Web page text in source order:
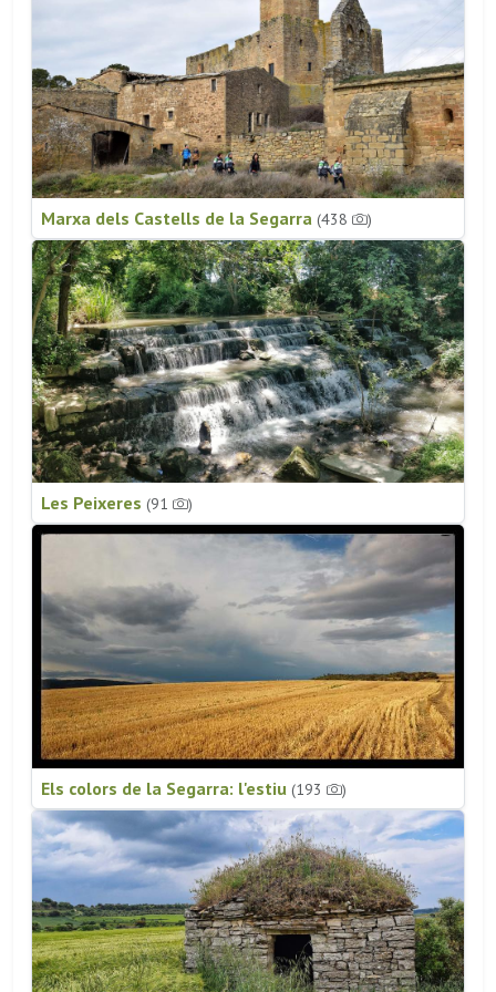
Marxa dels Castells de la Segarra (438 )
Les Peixeres (91 )
Els colors de la Segarra: l'estiu (193 )